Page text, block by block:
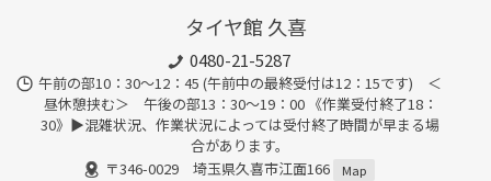
タイヤ館 久喜
0480-21-5287
午前の部10：30～12：45 (午前中の最終受付は12：15です) ＜
昼休憩挟む＞ 午後の部13：30～19：00 《作業受付終了18：
30》▶︎混雑状況、作業状況によっては受付終了時間が早まる場
合があります。
〒346-0029 埼玉県久喜市江面166
Map